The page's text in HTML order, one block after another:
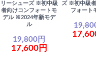
リーシューズ ※初中級
者向けコンフォートモ
デル ※2024年新モデ
ル
19,800円
17,600円
ズ ※初中級
フォート